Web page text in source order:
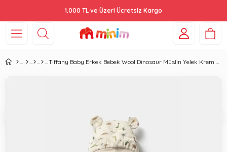
1.000 TL ve Üzeri Ücretsiz Kargo
Tiffany Baby Erkek Bebek Wool Dinosaur Müslin Yelek Krem 38005